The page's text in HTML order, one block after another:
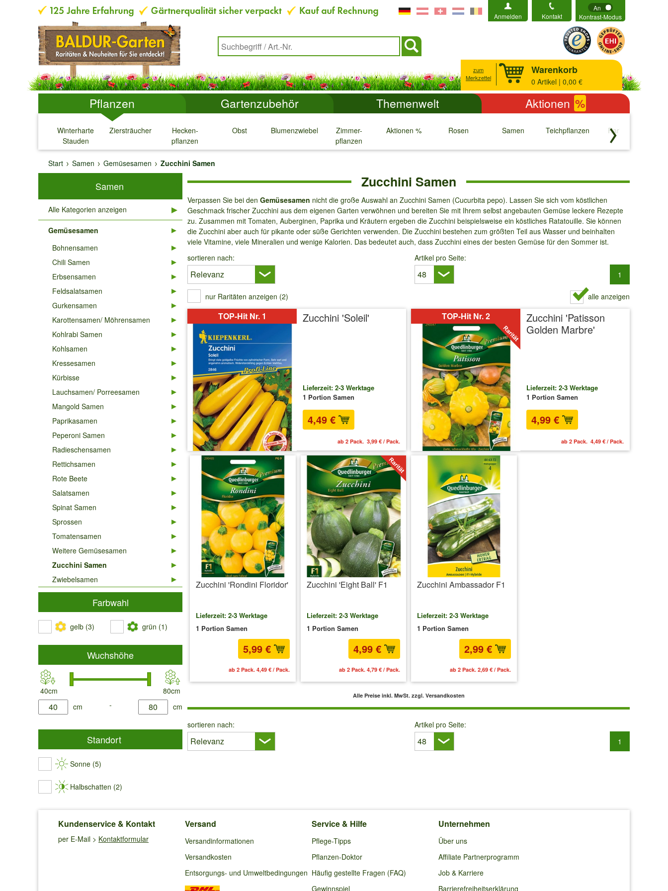
Anmelden Kontakt
An
Kontrast-Modus
zum
Merkzettel
Warenkorb
0 Artikel | 0,00 €
Pflanzen Gartenzubehör Themenwelt Aktionen %
Winterharte
Stauden
↓
Ziersträucher
↓
Hecken-
pflanzen
↓
Obst
↓
Blumenzwiebeln
↓
Zimmer-
pflanzen
↓
Aktionen %
↓
Rosen
↓
Samen
↓
Teichpflanzen
↓
Raritäten
↓
Start
Samen Gemüsesamen Zucchini Samen
Zucchini Samen
Verpassen Sie bei den Gemüsesamen nicht die große Auswahl an Zucchini Samen (Cucurbita pepo). Lassen Sie sich vom köstlichen
Geschmack frischer Zucchini aus dem eigenen Garten verwöhnen und bereiten Sie mit Ihrem selbst angebauten Gemüse leckere Rezepte
zu. Zusammen mit Tomaten, Auberginen, Paprika und Kräutern ergeben die Zucchini beispielsweise ein köstliches Ratatouille. Sie können
die Zucchini aber auch für pikante oder süße Gerichten verwenden. Die Zucchini bestehen zum größten Teil aus Wasser und beinhalten
viele Vitamine, viele Mineralien und wenige Kalorien. Das bedeutet auch, dass Zucchini eines der besten Gemüse für den Sommer ist.
sortieren nach:
Artikel pro Seite:
1
nur Raritäten anzeigen (2) alle anzeigen
TOP-Hit Nr. 1 Zucchini 'Soleil'
Lieferzeit: 2-3 Werktage
1 Portion Samen
4,49 €
ab 2 Pack. 3,99 € / Pack.
TOP-Hit Nr. 2
Zucchini 'Patisson
Golden Marbre'
Lieferzeit: 2-3 Werktage
1 Portion Samen
4,99 €
ab 2 Pack. 4,49 € / Pack.
Zucchini 'Rondini Floridor'
Lieferzeit: 2-3 Werktage
1 Portion Samen
5,99 €
ab 2 Pack. 4,49 € / Pack.
Zucchini 'Eight Ball' F1
Lieferzeit: 2-3 Werktage
1 Portion Samen
4,99 €
ab 2 Pack. 4,79 € / Pack.
Zucchini Ambassador F1
Lieferzeit: 2-3 Werktage
1 Portion Samen
2,99 €
ab 2 Pack. 2,69 € / Pack.
Alle Preise inkl. MwSt. zzgl. Versandkosten
sortieren nach:
Artikel pro Seite:
1
Samen
Alle Kategorien anzeigen
Gemüsesamen
Bohnensamen
Chili Samen
Erbsensamen
Feldsalatsamen
Gurkensamen
Karottensamen/ Möhrensamen
Kohlrabi Samen
Kohlsamen
Kressesamen
Kürbisse
Lauchsamen/ Porreesamen
Mangold Samen
Paprikasamen
Peperoni Samen
Radieschensamen
Rettichsamen
Rote Beete
Salatsamen
Spinat Samen
Sprossen
Tomatensamen
Weitere Gemüsesamen
Zucchini Samen
Zwiebelsamen
Farbwahl
gelb (3) grün (1)
Wuchshöhe
40cm
80cm
product.list.filter.height.min
cm - cm
product.list.filter.height.max
Standort
Sonne (5)
Halbschatten (2)
Kundenservice & Kontakt
per E-Mail > Kontaktformular
Versand
Versandinformationen
Versandkosten
Entsorgungs- und Umweltbedingungen
Service & Hilfe
Pflege-Tipps
Pflanzen-Doktor
Häufig gestellte Fragen (FAQ)
Gewinnspiel
Unternehmen
Über uns
Affiliate Partnerprogramm
Job & Karriere
Barrierefreiheitserklärung